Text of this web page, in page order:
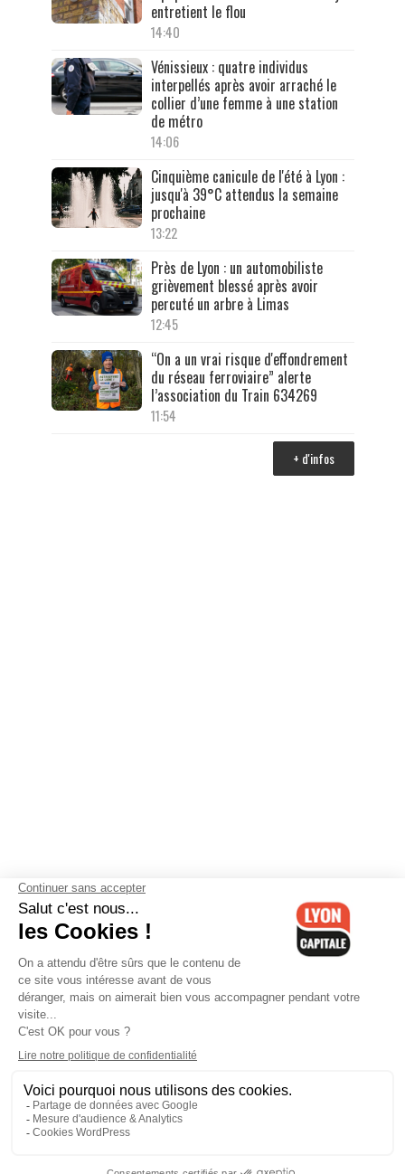
entretient le flou
14:40
Vénissieux : quatre individus
interpellés après avoir arraché le
collier d’une femme à une station
de métro
14:06
Cinquième canicule de l'été à Lyon :
jusqu'à 39°C attendus la semaine
prochaine
13:22
Près de Lyon : un automobiliste
grièvement blessé après avoir
percuté un arbre à Limas
12:45
“On a un vrai risque d'effondrement
du réseau ferroviaire” alerte
l’association du Train 634269
11:54
+ d'infos
Contactez-nous-Mentions légales-CGV-Politique de
confidentialité-Gestion des cookies